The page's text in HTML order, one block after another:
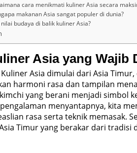
cara menikmati kuliner Asia secara
makanan Asia sangat populer di dunia?
nilai budaya di balik kuliner Asia?
Asia yang Wajib
Asia dimulai dari Asia
harmoni rasa dan tampilan
yang berani menjadi simbol
menyantapnya, kita
rasa serta teknik memasak.
Timur yang berakar dari tradisi